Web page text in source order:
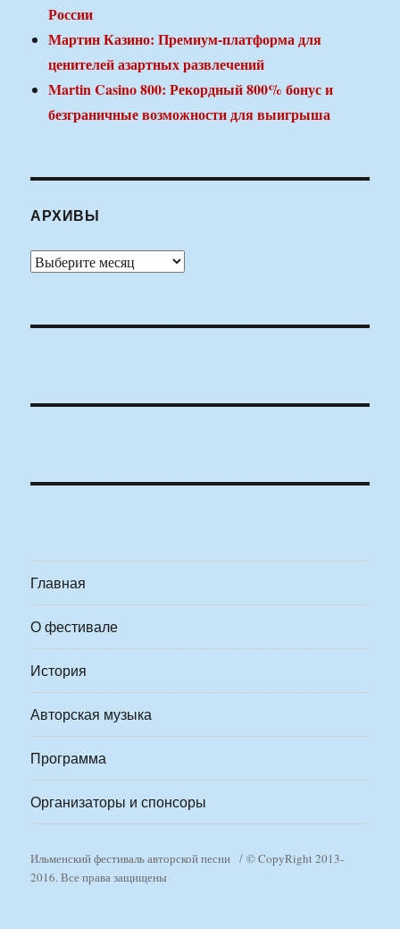
России
Мартин Казино: Премиум-платформа для
ценителей азартных развлечений
Martin Casino 800: Рекордный 800% бонус и
безграничные возможности для выигрыша
АРХИВЫ
Архивы
Главная
О фестивале
История
Авторская музыка
Программа
Организаторы и спонсоры
Ильменский фестиваль авторской песни
© CopyRight 2013-
2016. Все права защищены